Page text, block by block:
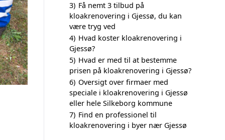
3) Få nemt 3 tilbud på
kloakrenovering i Gjessø, du kan
være tryg ved
4) Hvad koster kloakrenovering i
Gjessø?
5) Hvad er med til at bestemme
prisen på kloakrenovering i Gjessø?
6) Oversigt over firmaer med
speciale i kloakrenovering i Gjessø
eller hele Silkeborg kommune
7) Find en professionel til
kloakrenovering i byer nær Gjessø